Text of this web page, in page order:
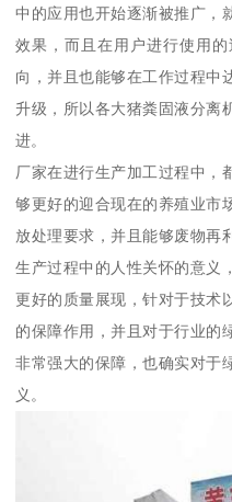
中的应用也开始逐渐被推广，
效果，而且在用户进行使用
向，并且也能够在工作过程中
升级，所以各大猪粪固液分离
进。
厂家在进行生产加工过程中，
够更好的迎合现在的养殖业市
放处理要求，并且能够废物再
生产过程中的人性关怀的意义
更好的质量展现，针对于技术
的保障作用，并且对于行业的
非常强大的保障，也确实对于
义。